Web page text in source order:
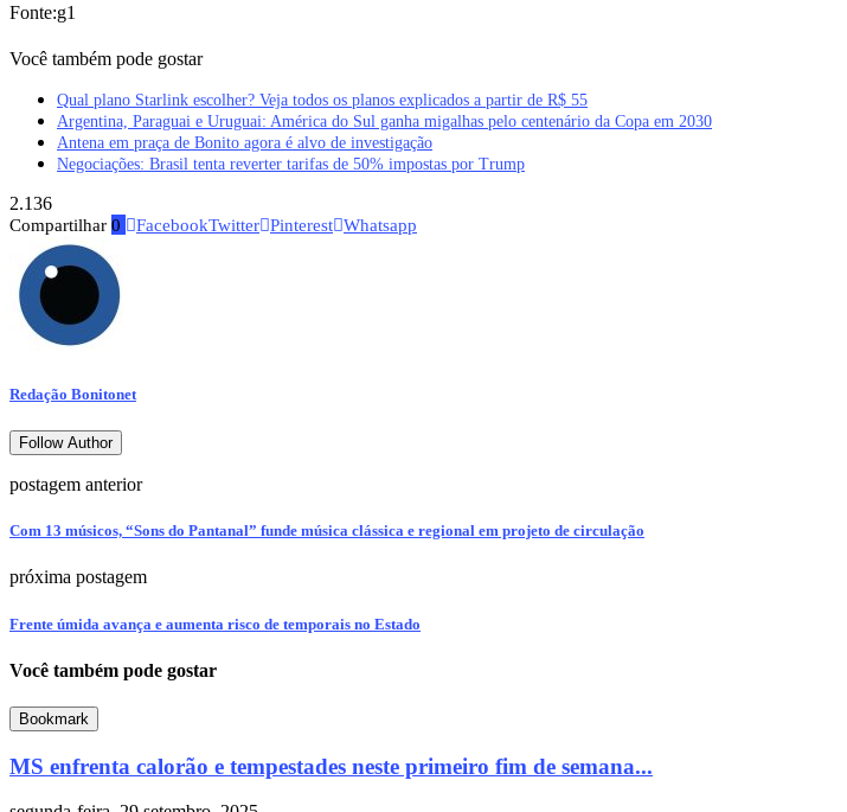
Fonte:g1
Você também pode gostar
Qual plano Starlink escolher? Veja todos os planos explicados a partir de R$ 55
Argentina, Paraguai e Uruguai: América do Sul ganha migalhas pelo centenário da Copa em 2030
Antena em praça de Bonito agora é alvo de investigação
Negociações: Brasil tenta reverter tarifas de 50% impostas por Trump
2.136
Compartilhar 0 FacebookTwitter Pinterest Whatsapp
Redação Bonitonet
Follow Author
postagem anterior
Com 13 músicos, “Sons do Pantanal” funde música clássica e regional em projeto de circulação
próxima postagem
Frente úmida avança e aumenta risco de temporais no Estado
Você também pode gostar
Bookmark
MS enfrenta calorão e tempestades neste primeiro fim de semana...